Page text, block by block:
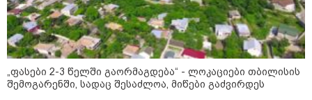
12:20 / 04-08-2026
"როცა კანონიკიდან
გამომდინარე, მართებულად
მიგვაჩნია, რომ ადამიანის
გასვენება ტაძრიდან არ მოხდეს,
ეს მგლოვიარეს ისეთი
სიყვარულითა უნდა ავუხსნათ,
რომ შფოთვა არ დაიბადოს" -
„ფასები 2-3 წელში გაორმაგდება“ - ლოკაციები თბილისის
შემოგარენში, სადაც შესაძლოა, მიწები გაძვირდეს